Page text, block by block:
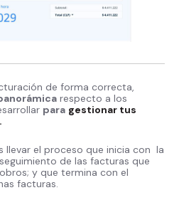
de forma correcta,
respecto a los
para gestionar tus
llevar el proceso que inicia con la
de las facturas que
y que termina con el
facturas.